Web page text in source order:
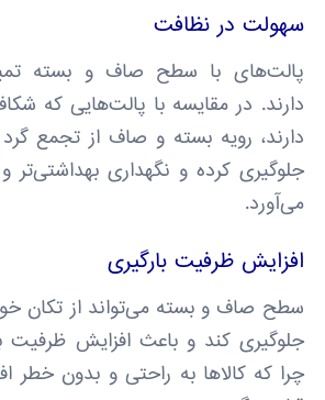
سهولت در نظافت
پالت‌های با سطح صاف و بسته
دارند. در مقایسه با پالت‌هایی که
دارند، رویه بسته و صاف از تجمع
جلوگیری کرده و نگهداری بهداشتی‌تر
می‌آورد.
افزایش ظرفیت بارگیری
سطح صاف و بسته می‌تواند از تکان
جلوگیری کند و باعث افزایش ظرفیت
چرا که کالاها به راحتی و بدون خطر